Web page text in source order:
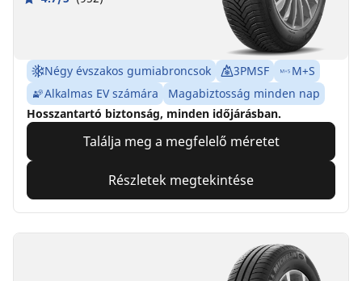
Négy évszakos gumiabroncsok 3PMSF
M+S
Alkalmas EV számára
Magabiztosság minden nap
Hosszantartó biztonság, minden időjárásban.
Találja meg a megfelelő méretet
Részletek megtekintése